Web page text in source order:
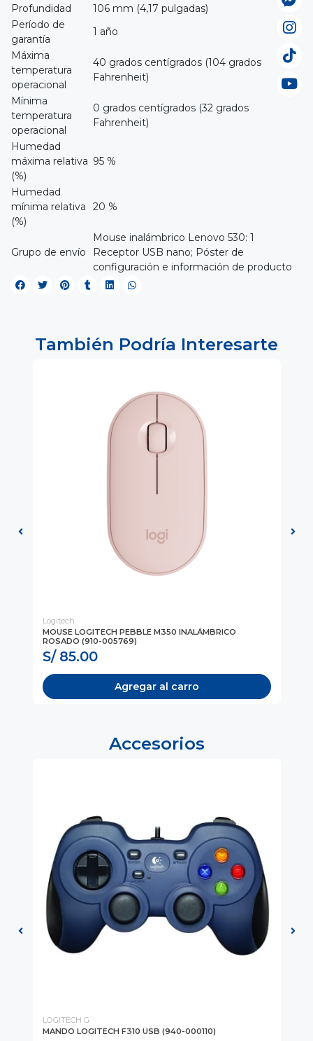
Profundidad
106 mm (4,17 pulgadas)
Período de
garantía
1 año
Máxima
temperatura
operacional
40 grados centígrados (104 grados
Fahrenheit)
Mínima
temperatura
operacional
0 grados centígrados (32 grados
Fahrenheit)
Humedad
máxima relativa
(%)
95 %
Humedad
mínima relativa
(%)
20 %
Grupo de envío
Mouse inalámbrico Lenovo 530: 1
Receptor USB nano; Póster de
configuración e información de producto
También Podría Interesarte
Logitech
MOUSE LOGITECH PEBBLE M350 INALÁMBRICO
ROSADO (910-005769)
S/ 85.00
Agregar al carro
Accesorios
LOGITECH G
MANDO LOGITECH F310 USB (940-000110)